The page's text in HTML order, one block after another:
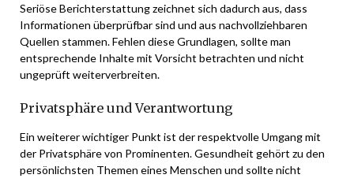
Seriöse Berichterstattung zeichnet sich dadurch aus, dass
Informationen überprüfbar sind und aus nachvollziehbaren
Quellen stammen. Fehlen diese Grundlagen, sollte man
entsprechende Inhalte mit Vorsicht betrachten und nicht
ungeprüft weiterverbreiten.
Privatsphäre und Verantwortung
Ein weiterer wichtiger Punkt ist der respektvolle Umgang mit
der Privatsphäre von Prominenten. Gesundheit gehört zu den
persönlichsten Themen eines Menschen und sollte nicht